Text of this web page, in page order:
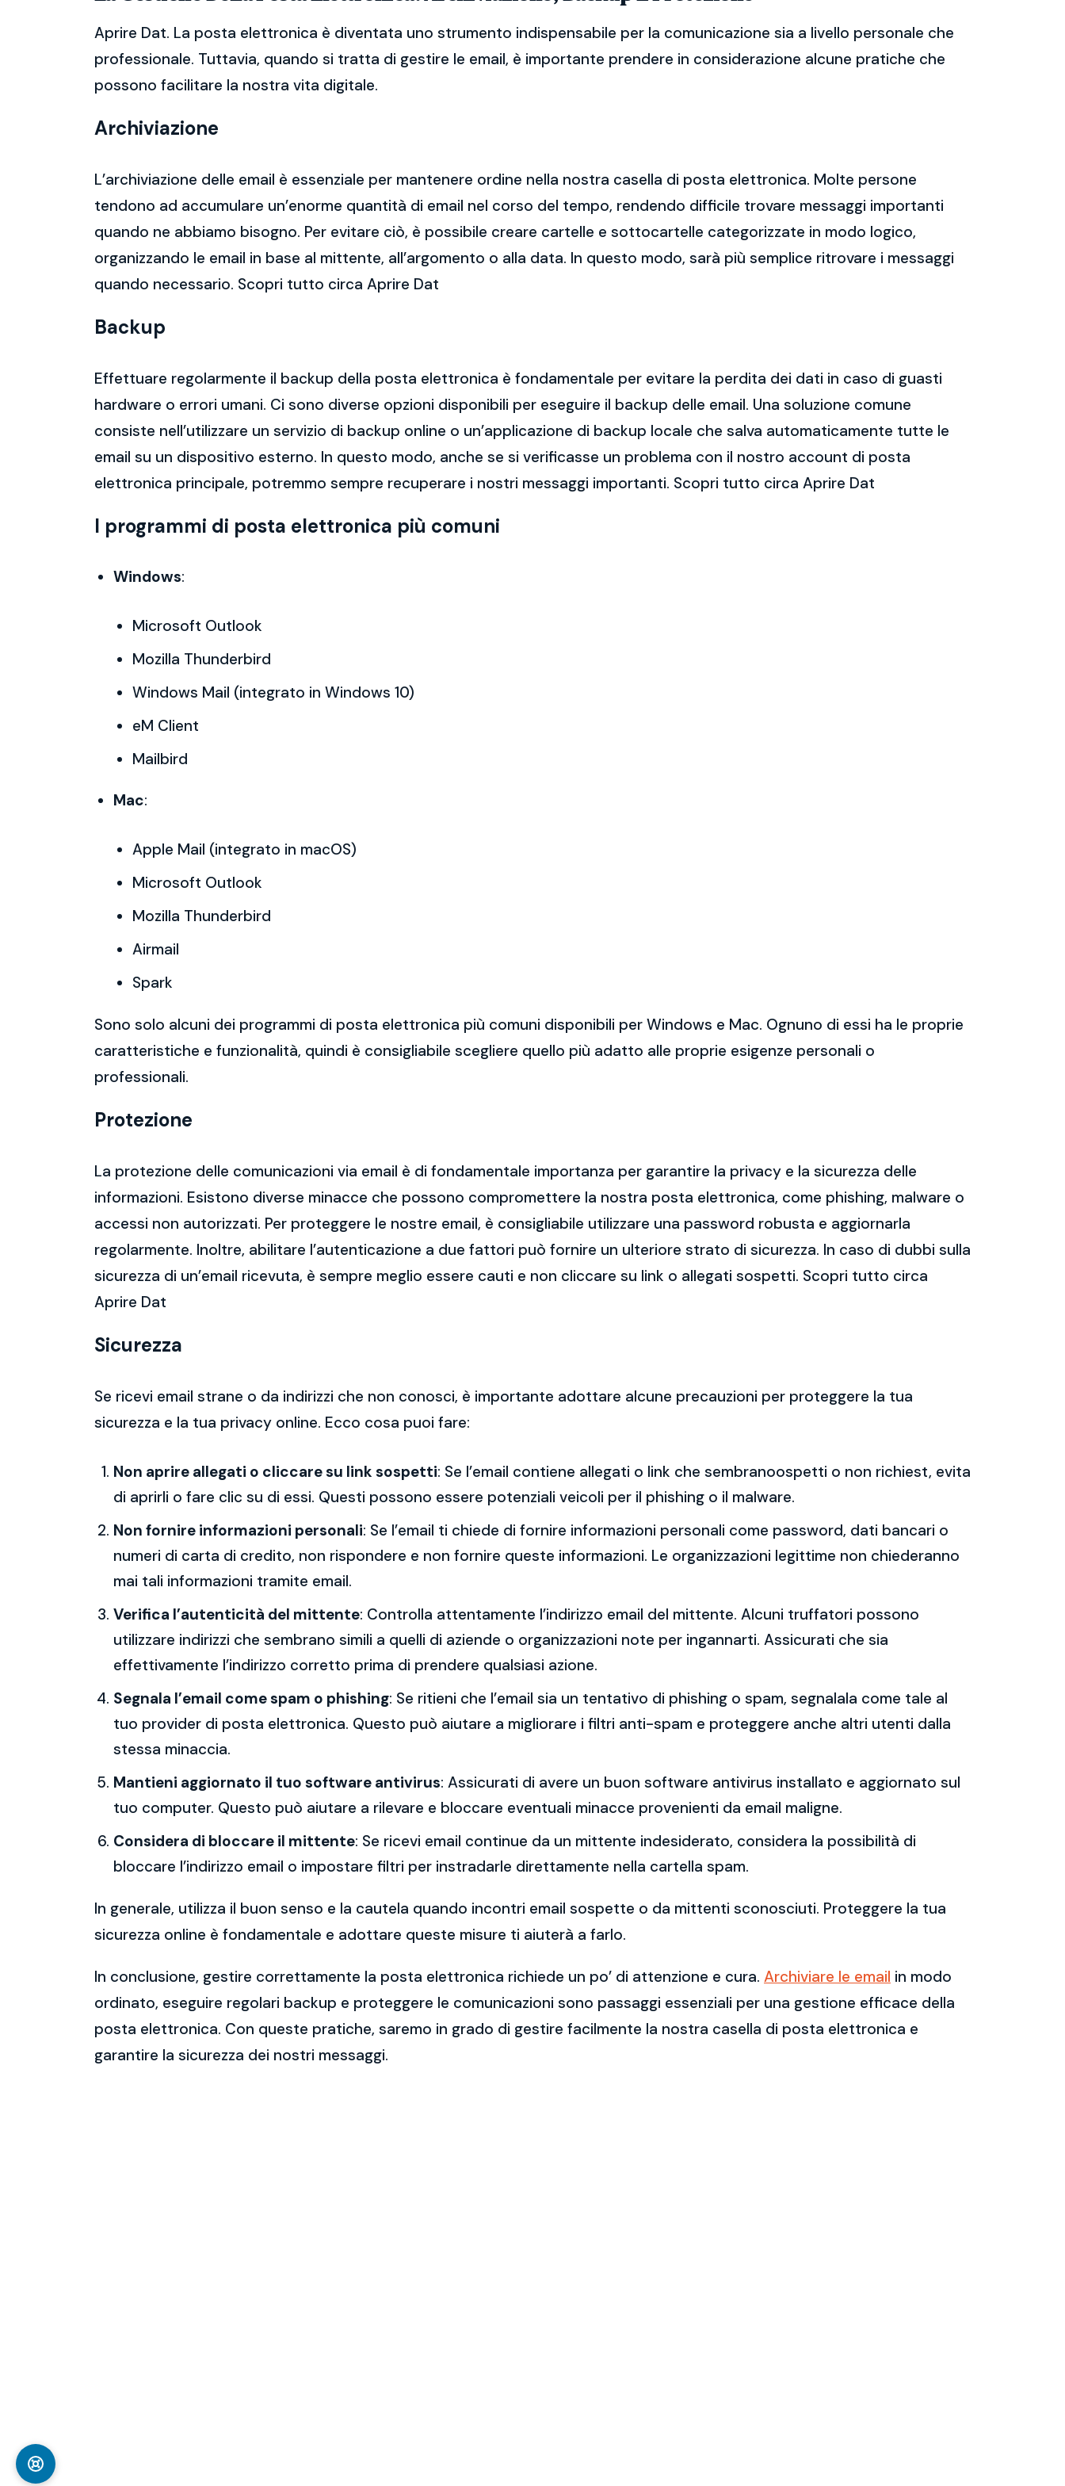
Aprire Dat. La posta elettronica è diventata uno strumento indispensabile per la comunicazione sia a livello personale che
professionale. Tuttavia, quando si tratta di gestire le email, è importante prendere in considerazione alcune pratiche che
possono facilitare la nostra vita digitale.
Archiviazione
L’archiviazione delle email è essenziale per mantenere ordine nella nostra casella di posta elettronica. Molte persone
tendono ad accumulare un’enorme quantità di email nel corso del tempo, rendendo difficile trovare messaggi importanti
quando ne abbiamo bisogno. Per evitare ciò, è possibile creare cartelle e sottocartelle categorizzate in modo logico,
organizzando le email in base al mittente, all’argomento o alla data. In questo modo, sarà più semplice ritrovare i messaggi
quando necessario. Scopri tutto circa Aprire Dat
Backup
Effettuare regolarmente il backup della posta elettronica è fondamentale per evitare la perdita dei dati in caso di guasti
hardware o errori umani. Ci sono diverse opzioni disponibili per eseguire il backup delle email. Una soluzione comune
consiste nell’utilizzare un servizio di backup online o un’applicazione di backup locale che salva automaticamente tutte le
email su un dispositivo esterno. In questo modo, anche se si verificasse un problema con il nostro account di posta
elettronica principale, potremmo sempre recuperare i nostri messaggi importanti. Scopri tutto circa Aprire Dat
I programmi di posta elettronica più comuni
Windows:
Microsoft Outlook
Mozilla Thunderbird
Windows Mail (integrato in Windows 10)
eM Client
Mailbird
Mac:
Apple Mail (integrato in macOS)
Microsoft Outlook
Mozilla Thunderbird
Airmail
Spark
Sono solo alcuni dei programmi di posta elettronica più comuni disponibili per Windows e Mac. Ognuno di essi ha le proprie
caratteristiche e funzionalità, quindi è consigliabile scegliere quello più adatto alle proprie esigenze personali o
professionali.
Protezione
La protezione delle comunicazioni via email è di fondamentale importanza per garantire la privacy e la sicurezza delle
informazioni. Esistono diverse minacce che possono compromettere la nostra posta elettronica, come phishing, malware o
accessi non autorizzati. Per proteggere le nostre email, è consigliabile utilizzare una password robusta e aggiornarla
regolarmente. Inoltre, abilitare l’autenticazione a due fattori può fornire un ulteriore strato di sicurezza. In caso di dubbi sulla
sicurezza di un’email ricevuta, è sempre meglio essere cauti e non cliccare su link o allegati sospetti. Scopri tutto circa
Aprire Dat
Sicurezza
Se ricevi email strane o da indirizzi che non conosci, è importante adottare alcune precauzioni per proteggere la tua
sicurezza e la tua privacy online. Ecco cosa puoi fare:
Non aprire allegati o cliccare su link sospetti: Se l’email contiene allegati o link che sembranoospetti o non richiest, evita
di aprirli o fare clic su di essi. Questi possono essere potenziali veicoli per il phishing o il malware.
Non fornire informazioni personali: Se l’email ti chiede di fornire informazioni personali come password, dati bancari o
numeri di carta di credito, non rispondere e non fornire queste informazioni. Le organizzazioni legittime non chiederanno
mai tali informazioni tramite email.
Verifica l’autenticità del mittente: Controlla attentamente l’indirizzo email del mittente. Alcuni truffatori possono
utilizzare indirizzi che sembrano simili a quelli di aziende o organizzazioni note per ingannarti. Assicurati che sia
effettivamente l’indirizzo corretto prima di prendere qualsiasi azione.
Segnala l’email come spam o phishing: Se ritieni che l’email sia un tentativo di phishing o spam, segnalala come tale al
tuo provider di posta elettronica. Questo può aiutare a migliorare i filtri anti-spam e proteggere anche altri utenti dalla
stessa minaccia.
Mantieni aggiornato il tuo software antivirus: Assicurati di avere un buon software antivirus installato e aggiornato sul
tuo computer. Questo può aiutare a rilevare e bloccare eventuali minacce provenienti da email maligne.
Considera di bloccare il mittente: Se ricevi email continue da un mittente indesiderato, considera la possibilità di
bloccare l’indirizzo email o impostare filtri per instradarle direttamente nella cartella spam.
In generale, utilizza il buon senso e la cautela quando incontri email sospette o da mittenti sconosciuti. Proteggere la tua
sicurezza online è fondamentale e adottare queste misure ti aiuterà a farlo.
In conclusione, gestire correttamente la posta elettronica richiede un po’ di attenzione e cura. Archiviare le email in modo
ordinato, eseguire regolari backup e proteggere le comunicazioni sono passaggi essenziali per una gestione efficace della
posta elettronica. Con queste pratiche, saremo in grado di gestire facilmente la nostra casella di posta elettronica e
garantire la sicurezza dei nostri messaggi.